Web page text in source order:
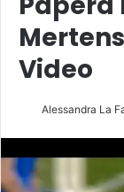
Video
Alessandra La